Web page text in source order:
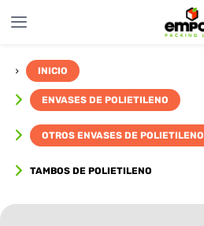
INICIO
ENVASES DE POLIETILENO
OTROS ENVASES DE POLIETILENO
TAMBOS DE POLIETILENO